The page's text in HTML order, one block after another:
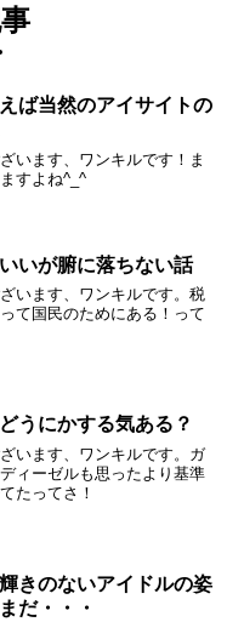
ば当然のアイサイトの
います、ワンキルです！ま
すよね^_^
いが腑に落ちない話
います、ワンキルです。税
て国民のためにある！って
うにかする気ある？
います、ワンキルです。ガ
ィーゼルも思ったより基準
たってさ！
きのないアイドルの姿
だ・・・